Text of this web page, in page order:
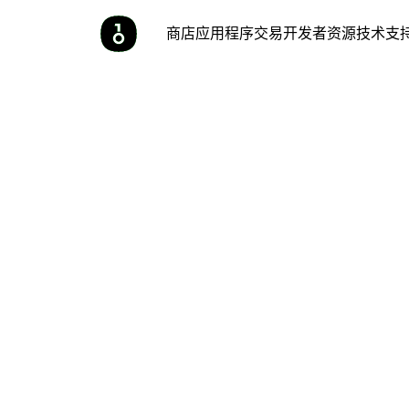
商店应用程序交易开发者资源技术支